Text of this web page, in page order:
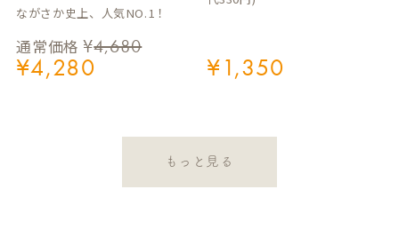
通常価格 ¥4,680
¥4,280
ながさか史上、人気NO.1！
¥1,350
もっと見る